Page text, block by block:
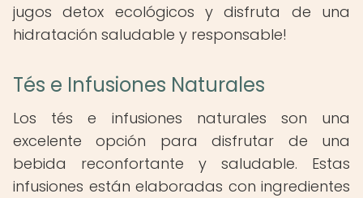
jugos detox ecológicos y disfruta de una
hidratación saludable y responsable!
Tés e Infusiones Naturales
Los tés e infusiones naturales son una
excelente opción para disfrutar de una
bebida reconfortante y saludable. Estas
infusiones están elaboradas con ingredientes